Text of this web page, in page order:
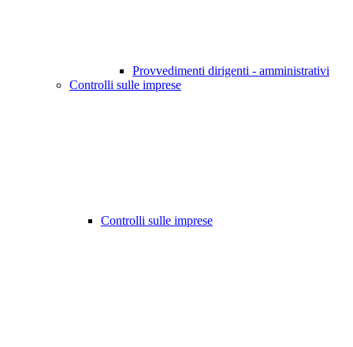
Provvedimenti dirigenti - amministrativi
Controlli sulle imprese
Controlli sulle imprese